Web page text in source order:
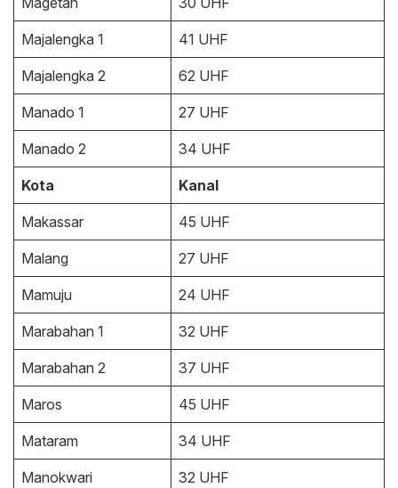
Majalengka 1 41 UHF
Majalengka 2 62 UHF
Manado 1 27 UHF
Manado 2 34 UHF
Kota Kanal
Makassar 45 UHF
Malang 27 UHF
Mamuju 24 UHF
Marabahan 1 32 UHF
Marabahan 2 37 UHF
Maros 45 UHF
Mataram 34 UHF
Manokwari 32 UHF